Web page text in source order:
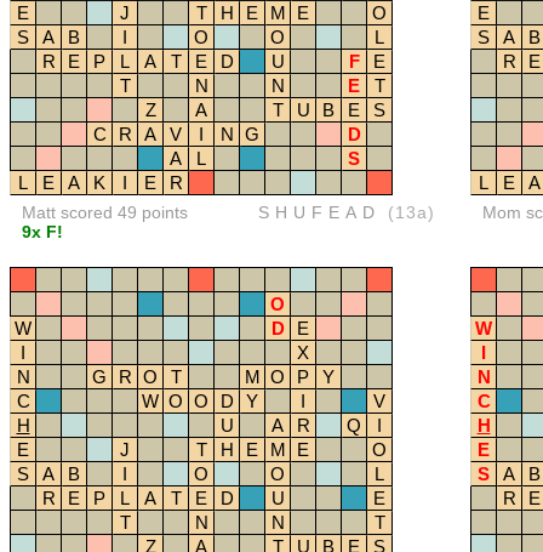
E
J T H E M E
O
S
A B I O O
L
R
E P L A T E D U F
E
T
N N E
T
Z
A T U B E
S
C
R A V I N G
D
A
L
S
L
E A K I E R
Matt scored 49 points
9x F!
SHUFEAD (13a)
E
S
A
B
R
E
L E A
Mom
O
W
D
E
I
X
N
G R O T M O P
Y
C
W O O D Y I
V
H
U A R Q
I
E
J T H E M E
O
S
A B I O O
L
R
E P L A T E D U
E
T
N N
T
Z
A T U B E
S
W
I
N
C
H
E
S
A
B
R
E